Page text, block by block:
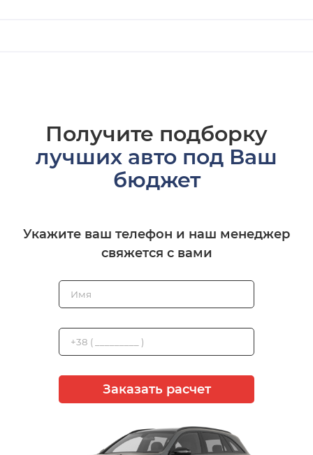
Получите подборку
лучших авто под Ваш
бюджет
Укажите ваш телефон и наш менеджер
свяжется с вами
Заказать расчет